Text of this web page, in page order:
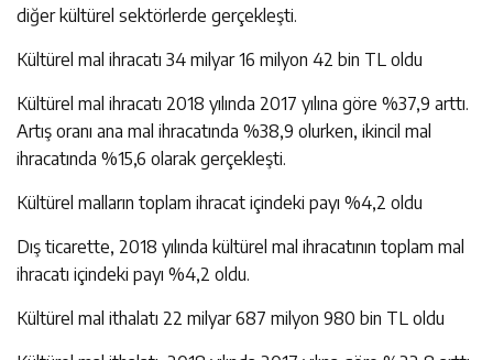
diğer kültürel sektörlerde gerçekleşti.
Kültürel mal ihracatı 34 milyar 16 milyon 42 bin TL oldu
Kültürel mal ihracatı 2018 yılında 2017 yılına göre %37,9 arttı.
Artış oranı ana mal ihracatında %38,9 olurken, ikincil mal
ihracatında %15,6 olarak gerçekleşti.
Kültürel malların toplam ihracat içindeki payı %4,2 oldu
Dış ticarette, 2018 yılında kültürel mal ihracatının toplam mal
ihracatı içindeki payı %4,2 oldu.
Kültürel mal ithalatı 22 milyar 687 milyon 980 bin TL oldu